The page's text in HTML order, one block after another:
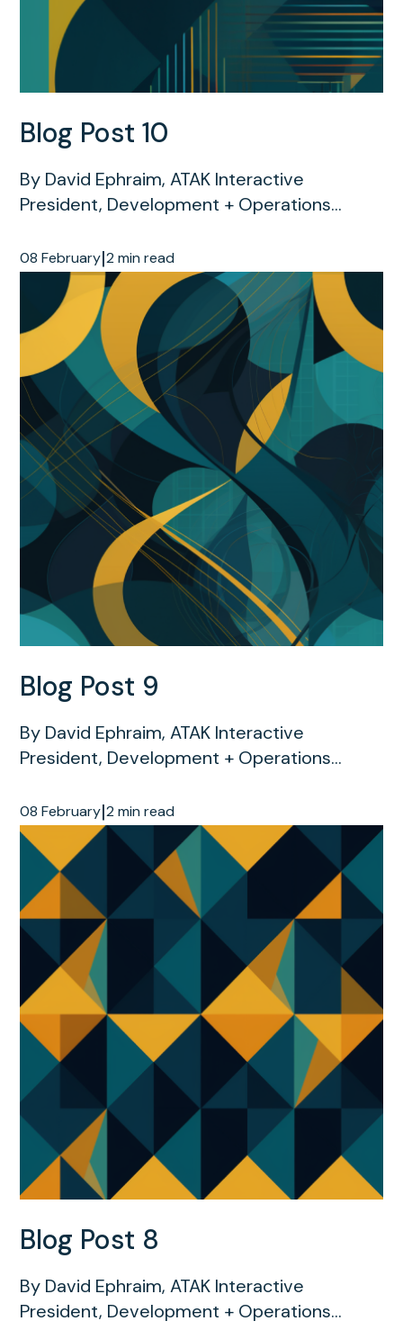
Blog Post 10
By David Ephraim, ATAK Interactive
President, Development + Operations...
08 February|2 min read
Blog Post 9
By David Ephraim, ATAK Interactive
President, Development + Operations...
08 February|2 min read
Blog Post 8
By David Ephraim, ATAK Interactive
President, Development + Operations...